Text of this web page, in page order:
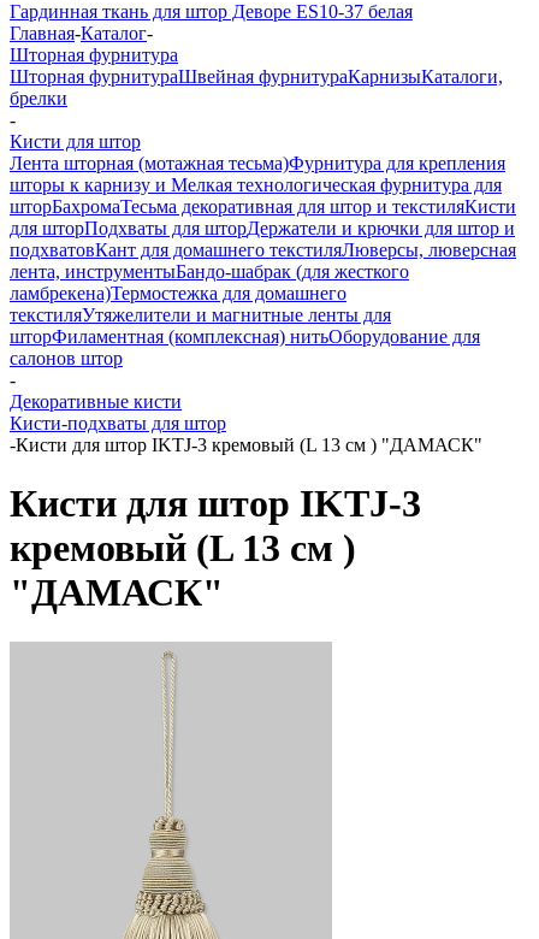
Гардинная ткань для штор Деворе ES10-37 белая
Главная-Каталог-
Шторная фурнитура
Шторная фурнитураШвейная фурнитураКарнизыКаталоги,
брелки
-
Кисти для штор
Лента шторная (мотажная тесьма)Фурнитура для крепления
шторы к карнизу и Мелкая технологическая фурнитура для
шторБахромаТесьма декоративная для штор и текстиляКисти
для шторПодхваты для шторДержатели и крючки для штор и
подхватовКант для домашнего текстиляЛюверсы, люверсная
лента, инструментыБандо-шабрак (для жесткого
ламбрекена)Термостежка для домашнего
текстиляУтяжелители и магнитные ленты для
шторФиламентная (комплексная) нитьОборудование для
салонов штор
-
Декоративные кисти
Кисти-подхваты для штор
-Кисти для штор IKTJ-3 кремовый (L 13 см ) "ДАМАСК"
Кисти для штор IKTJ-3
кремовый (L 13 см )
"ДАМАСК"